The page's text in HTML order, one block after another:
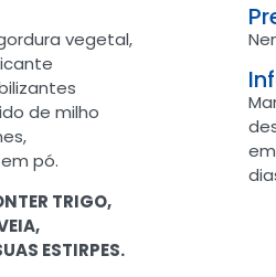
vegetal,
de milho
pó.
TRIGO,
ESTIRPES.